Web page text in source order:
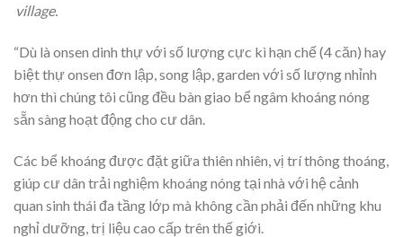
village.
“Dù là onsen dinh thự với số lượng cực kì hạn chế (4 căn) hay
biệt thự onsen đơn lập, song lập, garden với số lượng nhỉnh
hơn thì chúng tôi cũng đều bàn giao bể ngâm khoáng nóng
sẵn sàng hoạt động cho cư dân.
Các bể khoáng được đặt giữa thiên nhiên, vị trí thông thoáng,
giúp cư dân trải nghiệm khoáng nóng tại nhà với hệ cảnh
quan sinh thái đa tầng lớp mà không cần phải đến những khu
nghỉ dưỡng, trị liệu cao cấp trên thế giới.